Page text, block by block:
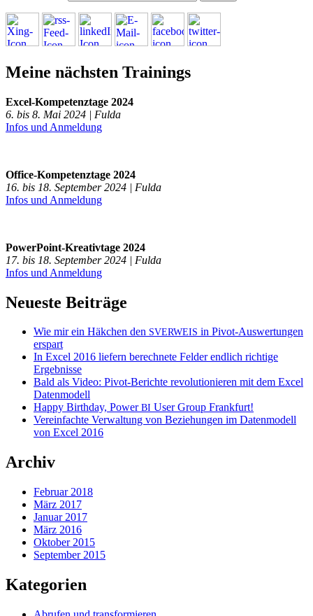
Meine nächsten Trainings
Excel-Kompetenztage 2024
6. bis 8. Mai 2024 | Fulda
Infos und Anmeldung
Office-Kompetenztage 2024
16. bis 18. September 2024 | Fulda
Infos und Anmeldung
PowerPoint-Kreativtage 2024
17. bis 18. September 2024 | Fulda
Infos und Anmeldung
Neueste Beiträge
Wie mir ein Häkchen den SVERWEIS in Pivot-Auswertungen
erspart
In Excel 2016 liefern berechnete Felder endlich richtige
Ergebnisse
Bald als Video: Pivot-Berichte revolutionieren mit dem Excel
Datenmodell
Happy Birthday, PowerBI User Group Frankfurt!
Vereinfachte Verwaltung von Beziehungen im Datenmodell
von Excel 2016
Archiv
Februar 2018
März 2017
Januar 2017
März 2016
Oktober 2015
September 2015
Kategorien